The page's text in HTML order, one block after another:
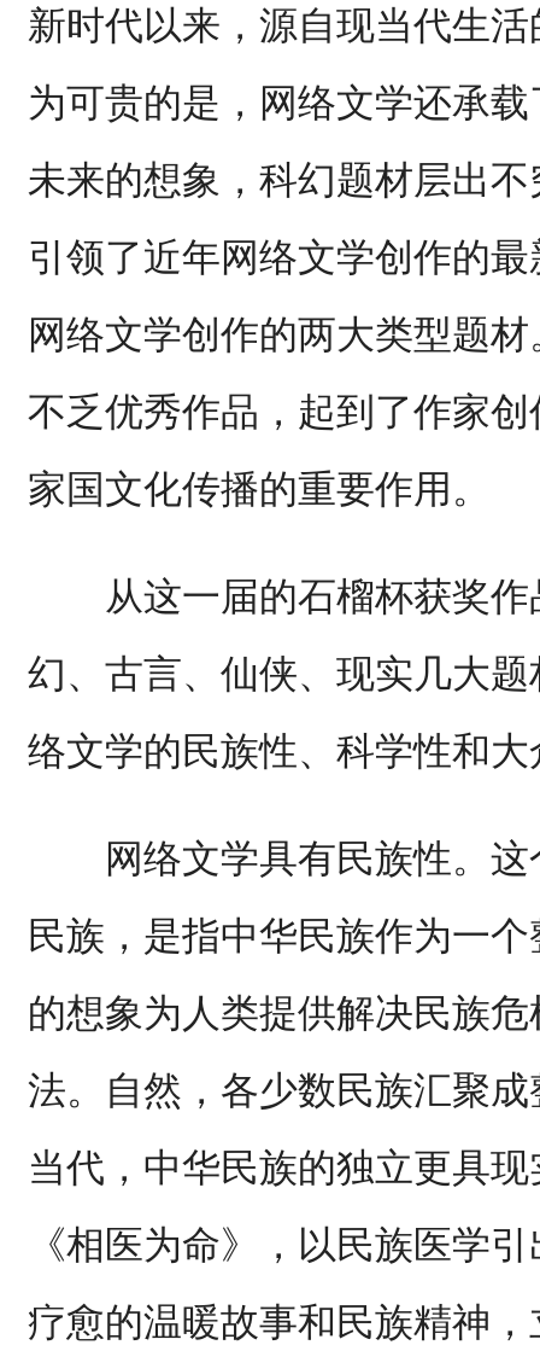
新时代以来，源自现当代生
为可贵的是，网络文学还承
未来的想象，科幻题材层出
引领了近年网络文学创作的
网络文学创作的两大类型题
不乏优秀作品，起到了作家
家国文化传播的重要作用。
从这一届的石榴杯获奖作
幻、古言、仙侠、现实几大
络文学的民族性、科学性和大
网络文学具有民族性。这
民族，是指中华民族作为一
的想象为人类提供解决民族
法。自然，各少数民族汇聚
当代，中华民族的独立更具
《相医为命》，以民族医学
疗愈的温暖故事和民族精神